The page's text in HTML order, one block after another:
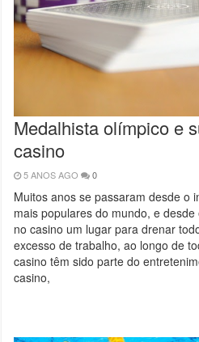
Medalhista olímpico e
casino
5 ANOS AGO 0
Muitos anos se passaram desde o
mais populares do mundo, e
no casino um lugar para drenar
excesso de trabalho, ao longo de
casino têm sido parte do
casino,